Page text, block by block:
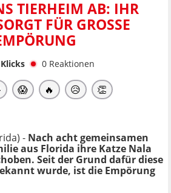
TIERHEIM AB: IHR
FÜR GROSSE E
0 Reaktionen
😱 🔥 😥 👏
- Nach acht gemeinsamen
aus Florida ihre Katze Nala
Seit der Grund dafür diese
wurde, ist die Empörung